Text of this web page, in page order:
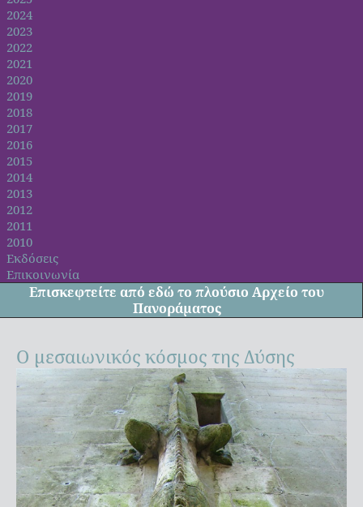
2024
2023
2022
2021
2020
2019
2018
2017
2016
2015
2014
2013
2012
2011
2010
Εκδόσεις
Επικοινωνία
Επισκεφτείτε από εδώ το πλούσιο Αρχείο του
Πανοράματος
Ο μεσαιωνικός κόσμος της Δύσης